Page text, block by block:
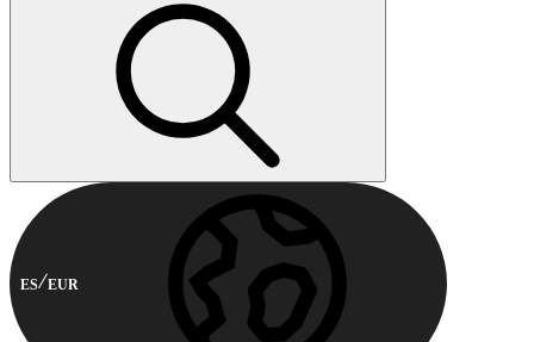
ES EUR